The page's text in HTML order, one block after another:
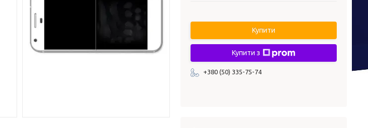
Купити
Купити з
+380 (50) 335-75-74